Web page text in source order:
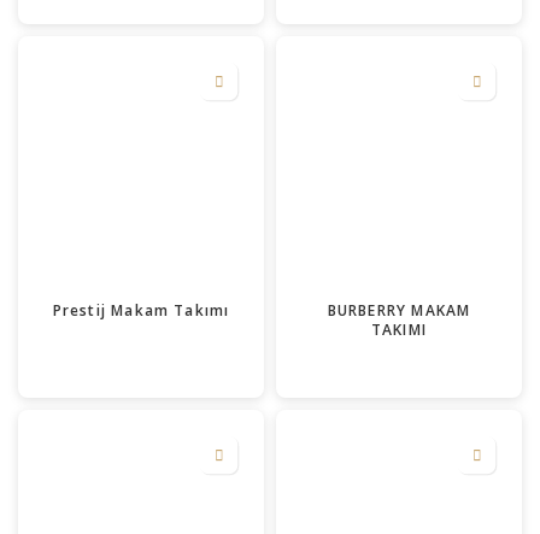
Prestij Makam Takımı
BURBERRY MAKAM
TAKIMI